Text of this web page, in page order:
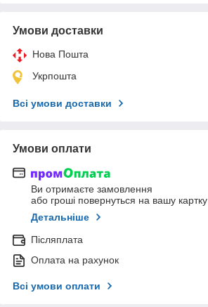
Умови доставки
Нова Пошта
Укрпошта
Всі умови доставки
Умови оплати
Ви отримаєте замовлення
або гроші повернуться на вашу картку
Детальніше
Післяплата
Оплата на рахунок
Всі умови оплати